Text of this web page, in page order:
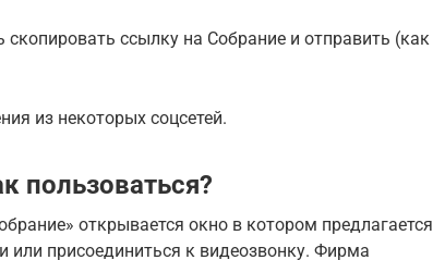
ссылку на Собрание и отправить (как
из некоторых соцсетей.
пользоваться?
открывается окно в котором предлагается
или присоединиться к видеозвонку. Фирма